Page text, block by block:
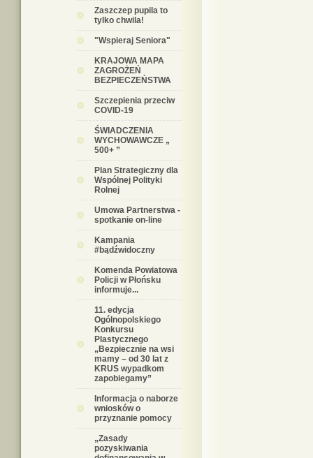
Zaszczep pupila to
tylko chwila!
"Wspieraj Seniora"
KRAJOWA MAPA
ZAGROŻEŃ
BEZPIECZEŃSTWA
Szczepienia przeciw
COVID-19
ŚWIADCZENIA
WYCHOWAWCZE „
500+ ”
Plan Strategiczny dla
Wspólnej Polityki
Rolnej
Umowa Partnerstwa -
spotkanie on-line
Kampania
#bądźwidoczny
Komenda Powiatowa
Policji w Płońsku
informuje...
11. edycja
Ogólnopolskiego
Konkursu
Plastycznego
„Bezpiecznie na wsi
mamy – od 30 lat z
KRUS wypadkom
zapobiegamy”
Informacja o naborze
wniosków o
przyznanie pomocy
„Zasady
pozyskiwania